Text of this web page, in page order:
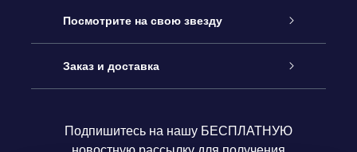
Как с нами связаться
Блог
Онлайн подарок Online Star Gift
Подарочный набор OSR
Посмотрите на свою звезду
Звездный реестр
Заказ и доставка
Подпишитесь на нашу БЕСПЛАТНУЮ